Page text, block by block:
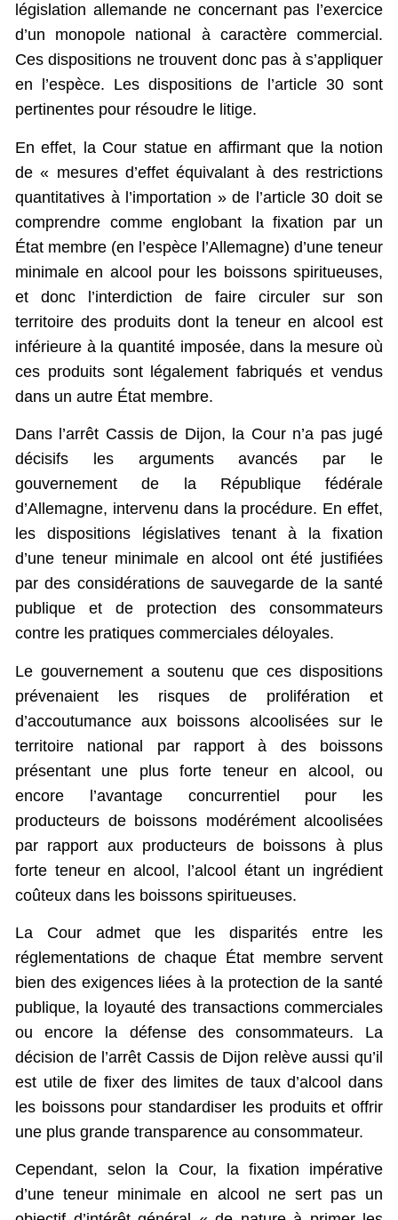
législation allemande ne concernant pas l’exercice
d’un monopole national à caractère commercial.
Ces dispositions ne trouvent donc pas à s’appliquer
en l’espèce. Les dispositions de l’article 30 sont
pertinentes pour résoudre le litige.
En effet, la Cour statue en affirmant que la notion
de « mesures d’effet équivalant à des restrictions
quantitatives à l’importation » de l’article 30 doit se
comprendre comme englobant la fixation par un
État membre (en l’espèce l’Allemagne) d’une teneur
minimale en alcool pour les boissons spiritueuses,
et donc l’interdiction de faire circuler sur son
territoire des produits dont la teneur en alcool est
inférieure à la quantité imposée, dans la mesure où
ces produits sont légalement fabriqués et vendus
dans un autre État membre.
Dans l’arrêt Cassis de Dijon, la Cour n’a pas jugé
décisifs les arguments avancés par le
gouvernement de la République fédérale
d’Allemagne, intervenu dans la procédure. En effet,
les dispositions législatives tenant à la fixation
d’une teneur minimale en alcool ont été justifiées
par des considérations de sauvegarde de la santé
publique et de protection des consommateurs
contre les pratiques commerciales déloyales.
Le gouvernement a soutenu que ces dispositions
prévenaient les risques de prolifération et
d’accoutumance aux boissons alcoolisées sur le
territoire national par rapport à des boissons
présentant une plus forte teneur en alcool, ou
encore l’avantage concurrentiel pour les
producteurs de boissons modérément alcoolisées
par rapport aux producteurs de boissons à plus
forte teneur en alcool, l’alcool étant un ingrédient
coûteux dans les boissons spiritueuses.
La Cour admet que les disparités entre les
réglementations de chaque État membre servent
bien des exigences liées à la protection de la santé
publique, la loyauté des transactions commerciales
ou encore la défense des consommateurs. La
décision de l’arrêt Cassis de Dijon relève aussi qu’il
est utile de fixer des limites de taux d’alcool dans
les boissons pour standardiser les produits et offrir
une plus grande transparence au consommateur.
Cependant, selon la Cour, la fixation impérative
d’une teneur minimale en alcool ne sert pas un